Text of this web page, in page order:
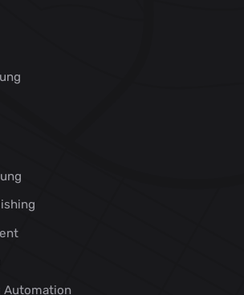
Automation